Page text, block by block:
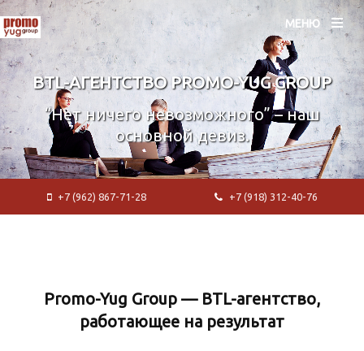
МЕНЮ
BTL-АГЕНТСТВО PROMO-YUG GROUP
“Нет ничего невозможного” – наш
основной девиз.
+7 (962) 867-71-28 +7 (918) 312-40-76
Promo-Yug Group — BTL-агентство,
работающее на результат